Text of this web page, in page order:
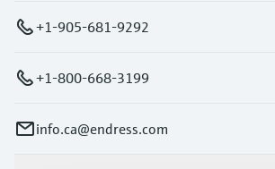
+1-905-681-9292
+1-800-668-3199
info.ca@endress.com